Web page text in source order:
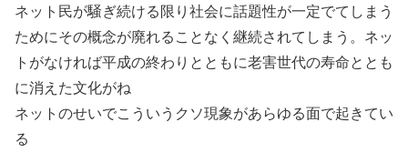
ネット民が騒ぎ続ける限り社会に話題性が一定でてしまう
ためにその概念が廃れることなく継続されてしまう。ネッ
トがなければ平成の終わりとともに老害世代の寿命ととも
に消えた文化がね
ネットのせいでこういうクソ現象があらゆる面で起きてい
る